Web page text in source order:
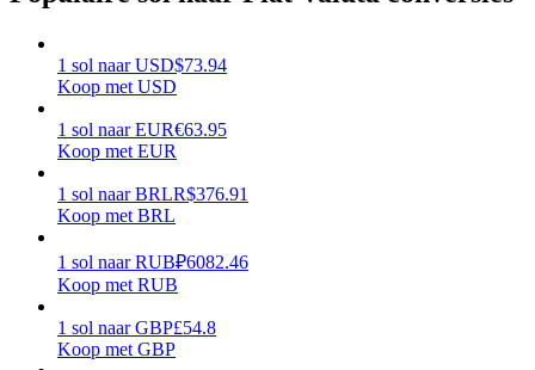
Verdienen
Macht varkentje
Verdien dagelijks competitieve beloningen
1 sol naar USD$73.94
Koop met USD
1 sol naar EUR€63.95
Koop met EUR
1 sol naar BRLR$376.91
Koop met BRL
1 sol naar RUB₽6082.46
Koop met RUB
1 sol naar GBP£54.8
Koop met GBP